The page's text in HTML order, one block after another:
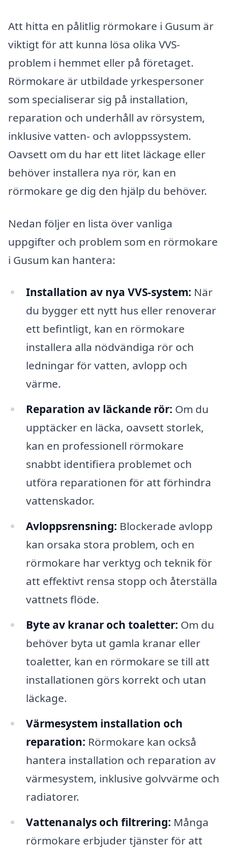
Att hitta en pålitlig rörmokare i Gusum är
viktigt för att kunna lösa olika VVS-
problem i hemmet eller på företaget.
Rörmokare är utbildade yrkespersoner
som specialiserar sig på installation,
reparation och underhåll av rörsystem,
inklusive vatten- och avloppssystem.
Oavsett om du har ett litet läckage eller
behöver installera nya rör, kan en
rörmokare ge dig den hjälp du behöver.
Nedan följer en lista över vanliga
uppgifter och problem som en rörmokare
i Gusum kan hantera:
Installation av nya VVS-system: När
du bygger ett nytt hus eller renoverar
ett befintligt, kan en rörmokare
installera alla nödvändiga rör och
ledningar för vatten, avlopp och
värme.
Reparation av läckande rör: Om du
upptäcker en läcka, oavsett storlek,
kan en professionell rörmokare
snabbt identifiera problemet och
utföra reparationen för att förhindra
vattenskador.
Avloppsrensning: Blockerade avlopp
kan orsaka stora problem, och en
rörmokare har verktyg och teknik för
att effektivt rensa stopp och återställa
vattnets flöde.
Byte av kranar och toaletter: Om du
behöver byta ut gamla kranar eller
toaletter, kan en rörmokare se till att
installationen görs korrekt och utan
läckage.
Värmesystem installation och
reparation: Rörmokare kan också
hantera installation och reparation av
värmesystem, inklusive golvvärme och
radiatorer.
Vattenanalys och filtrering: Många
rörmokare erbjuder tjänster för att